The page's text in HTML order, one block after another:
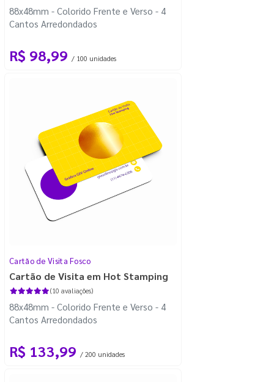
88x48mm - Colorido Frente e Verso - 4
Cantos Arredondados
R$ 98,99 / 100 unidades
Cartão de Visita Fosco
Cartão de Visita em Hot Stamping
(10 avaliações)
88x48mm - Colorido Frente e Verso - 4
Cantos Arredondados
R$ 133,99 / 200 unidades